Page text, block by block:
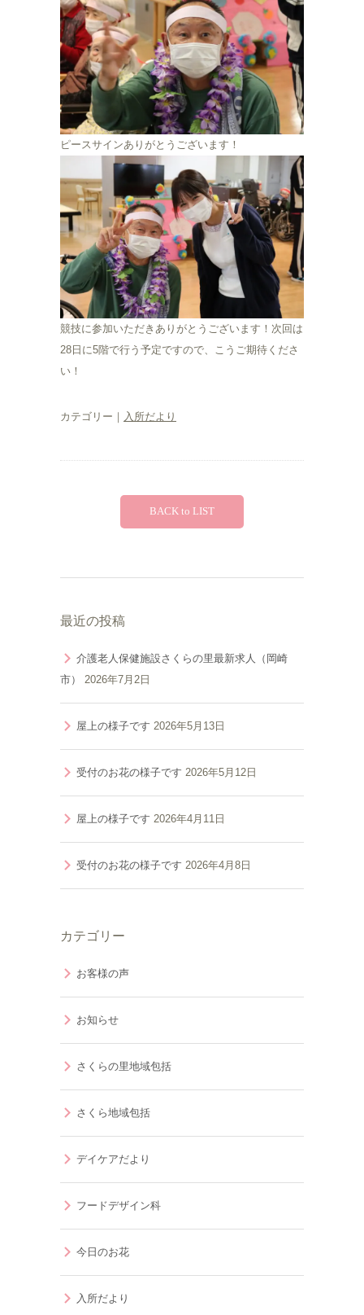
ピースサインありがとうございます！
競技に参加いただきありがとうございます！次回は
28日に5階で行う予定ですので、こうご期待くださ
い！
カテゴリー｜ 入所だより
BACK to LIST
最近の投稿
介護老人保健施設さくらの里最新求人（岡崎
市）
2026年7月2日
屋上の様子です 2026年5月13日
受付のお花の様子です 2026年5月12日
屋上の様子です 2026年4月11日
受付のお花の様子です 2026年4月8日
カテゴリー
お客様の声
お知らせ
さくらの里地域包括
さくら地域包括
デイケアだより
フードデザイン科
今日のお花
入所だより